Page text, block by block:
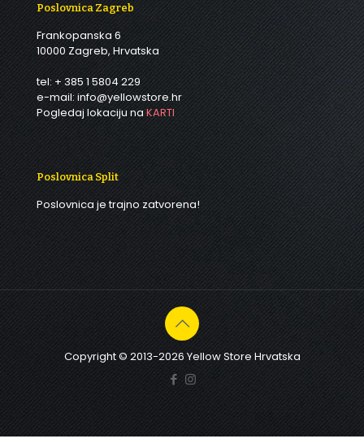
Poslovnica Zagreb
Frankopanska 6
10000 Zagreb, Hrvatska
tel: + 385 1 5804 229
e-mail: info@yellowstore.hr
Pogledaj lokaciju na KARTI
Poslovnica Split
Poslovnica je trajno zatvorena!
Copyright © 2013-2026 Yellow Store Hrvatska